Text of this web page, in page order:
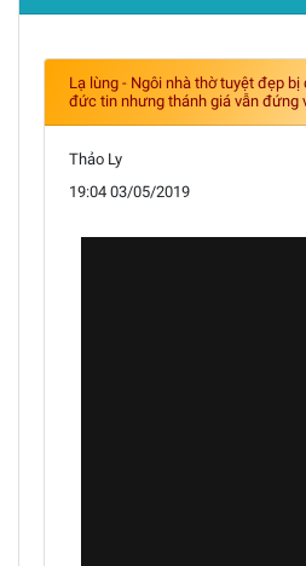
Lạ lùng - Ngôi nhà thờ tuyệt đẹp
đức tin nhưng thánh giá vẫn đứng
Thảo Ly
19:04 03/05/2019